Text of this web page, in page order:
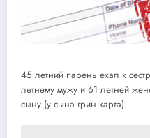
45 летний парень ехал к
летнему мужу и 61 летней
сыну (у сына грин карта).